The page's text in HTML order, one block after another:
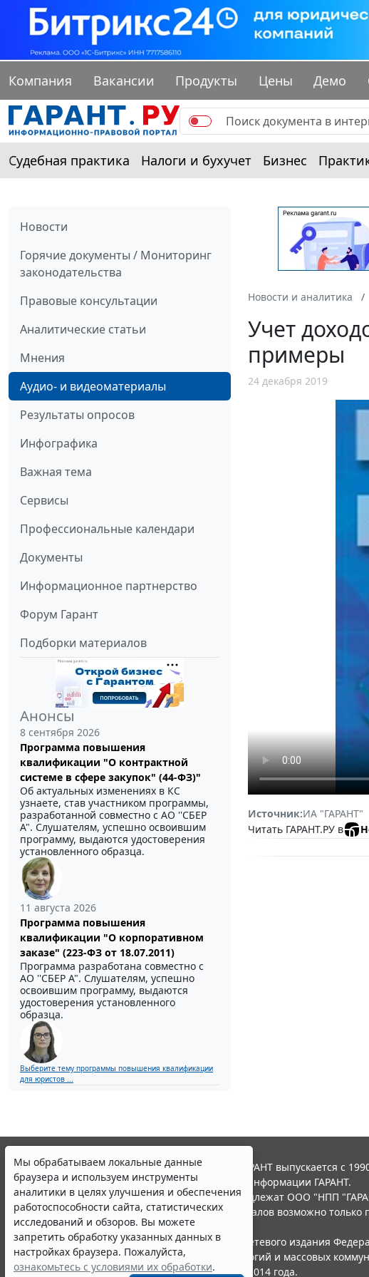
Компания Вакансии Продукты Цены Демо
Судебная практика Налоги и бухучет Бизнес
Новости
Горячие документы / Мониторинг
законодательства
Правовые консультации
Аналитические статьи
Мнения
Аудио- и видеоматериалы
Результаты опросов
Инфографика
Важная тема
Сервисы
Профессиональные календари
Документы
Информационное партнерство
Форум Гарант
Подборки материалов
Анонсы
8 сентября 2026
Программа повышения
квалификации "О контрактной
системе в сфере закупок" (44-ФЗ)"
Об актуальных изменениях в КС
узнаете, став участником программы,
разработанной совместно с АО ''СБЕР
А". Слушателям, успешно освоившим
программу, выдаются удостоверения
установленного образца.
11 августа 2026
Программа повышения
квалификации "О корпоративном
заказе" (223-ФЗ от 18.07.2011)
Программа разработана совместно с
АО ''СБЕР А". Слушателям, успешно
освоившим программу, выдаются
удостоверения установленного
образца.
Выберите тему программы повышения квалификации
для юристов ...
Новости и аналитика
Учет
примеры
24 декабря 2019
Источник:ИА "ГАРАНТ"
Читать ГАРАНТ.РУ в
Мы обрабатываем локальные данные
браузера и используем инструменты
аналитики в целях улучшения и обеспечения
работоспособности сайта, статистических
исследований и обзоров. Вы можете
запретить обработку указанных данных в
настройках браузера. Пожалуйста,
ознакомьтесь с условиями их обработки.
© ООО "НПП "ГАРАНТ-СЕРВИС", 2026. Система ГАРАНТ выпускается с
участниками Российской ассоциации правовой информации ГАРАНТ.
Все права на материалы сайта ГАРАНТ.РУ принадлежат ООО "НПП
Полное или частичное воспроизведение материалов возможно
Правила использования портала.
Портал ГАРАНТ.РУ зарегистрирован в качестве сетевого издания
надзору в сфере связи,информационных технологий и массовых
(Роскомнадзором), Эл № ФС77-58365 от 18 июня 2014 года.